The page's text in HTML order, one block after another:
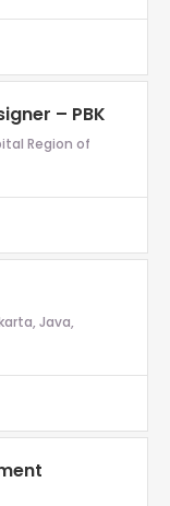
– PBK
Region of
Java,